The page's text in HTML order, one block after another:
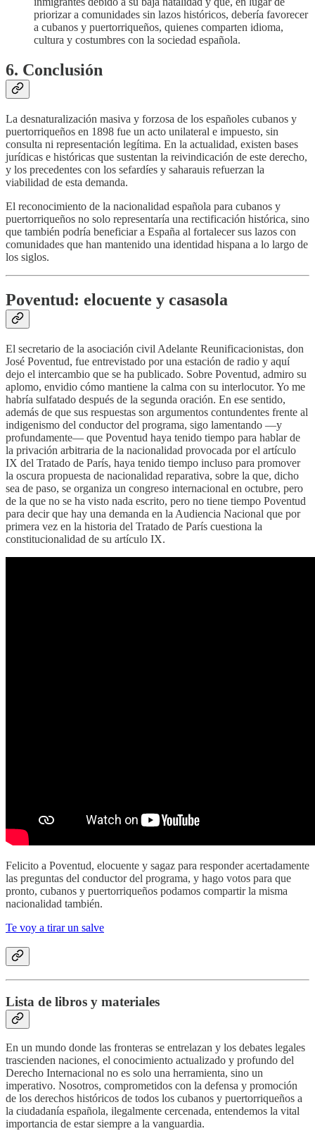
priorizar a comunidades sin lazos históricos, debería favorecer
a cubanos y puertorriqueños, quienes comparten idioma,
cultura y costumbres con la sociedad española.
6. Conclusión
La desnaturalización masiva y forzosa de los españoles cubanos y
puertorriqueños en 1898 fue un acto unilateral e impuesto, sin
consulta ni representación legítima. En la actualidad, existen bases
jurídicas e históricas que sustentan la reivindicación de este derecho,
y los precedentes con los sefardíes y saharauis refuerzan la
viabilidad de esta demanda.
El reconocimiento de la nacionalidad española para cubanos y
puertorriqueños no solo representaría una rectificación histórica, sino
que también podría beneficiar a España al fortalecer sus lazos con
comunidades que han mantenido una identidad hispana a lo largo de
los siglos.
Poventud: elocuente y casasola
El secretario de la asociación civil Adelante Reunificacionistas, don
José Poventud, fue entrevistado por una estación de radio y aquí
dejo el intercambio que se ha publicado. Sobre Poventud, admiro su
aplomo, envidio cómo mantiene la calma con su interlocutor. Yo me
habría sulfatado después de la segunda oración. En ese sentido,
además de que sus respuestas son argumentos contundentes frente al
indigenismo del conductor del programa, sigo lamentando —y
profundamente— que Poventud haya tenido tiempo para hablar de
la privación arbitraria de la nacionalidad provocada por el artículo
IX del Tratado de París, haya tenido tiempo incluso para promover
la oscura propuesta de nacionalidad reparativa, sobre la que, dicho
sea de paso, se organiza un congreso internacional en octubre, pero
de la que no se ha visto nada escrito, pero no tiene tiempo Poventud
para decir que hay una demanda en la Audiencia Nacional que por
primera vez en la historia del Tratado de París cuestiona la
constitucionalidad de su artículo IX.
Felicito a Poventud, elocuente y sagaz para responder acertadamente
las preguntas del conductor del programa, y hago votos para que
pronto, cubanos y puertorriqueños podamos compartir la misma
nacionalidad también.
Te voy a tirar un salve
Lista de libros y materiales
En un mundo donde las fronteras se entrelazan y los debates legales
trascienden naciones, el conocimiento actualizado y profundo del
Derecho Internacional no es solo una herramienta, sino un
imperativo. Nosotros, comprometidos con la defensa y promoción
de los derechos históricos de todos los cubanos y puertorriqueños a
la ciudadanía española, ilegalmente cercenada, entendemos la vital
importancia de estar siempre a la vanguardia.